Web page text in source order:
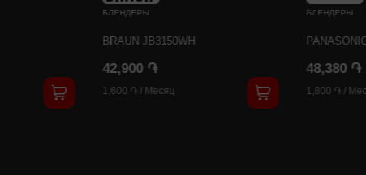
БЛЕНДЕРЫ
BRAUN JB3150WH
42,900 ֏
1,600 ֏ / Месяц
БЛЕНДЕРЫ
48,380 ֏
1,800 ֏ /